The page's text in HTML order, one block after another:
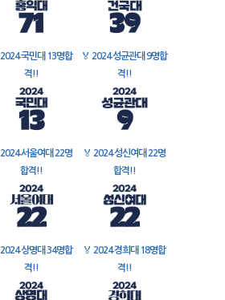
2024 국민대 13명합
격!!
🏅 2024 성균관대 9명합
격!!
2024 서울여대 22명
합격!!
🏅 2024 성신여대 22명
합격!!
2024 상명대 34명합
격!!
🏅 2024 경희대 18명합
격!!